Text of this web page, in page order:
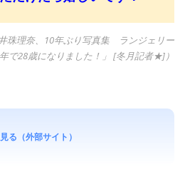
井珠理奈、10年ぶり写真集 ランジェリー
で28歳になりました！」 [冬月記者★]）
る（外部サイト）